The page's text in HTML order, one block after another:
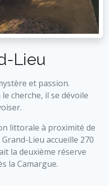
Lieu
et passion.
cherche, il se dévoile
littorale à proximité de
Lieu accueille 270
la deuxième réserve
la Camargue.